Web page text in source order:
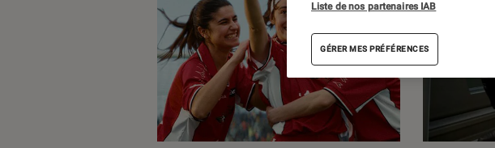
Liste de nos partenaires IAB
GÉRER MES PRÉFÉRENCES